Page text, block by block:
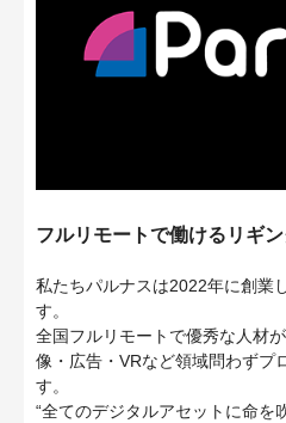
フルリモートで働けるリギ
私たちパルナスは2022年に創業
す。
全国フルリモートで優秀な人材
像・広告・VRなど領域問わずプ
す。
“全てのデジタルアセットに命を